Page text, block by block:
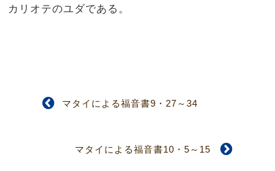
カリオテのユダである。
マタイによる福音書9・27～34
マタイによる福音書10・5～15